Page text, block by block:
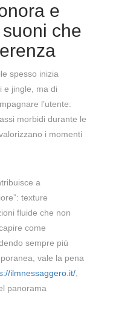
e
che
spesso inizia
e jingle, ma di
l’utente:
morbidi durante le
i momenti
a
texture
fluide che non
come
sempre più
vale la pena
ilmnessaggero.it/,
panorama